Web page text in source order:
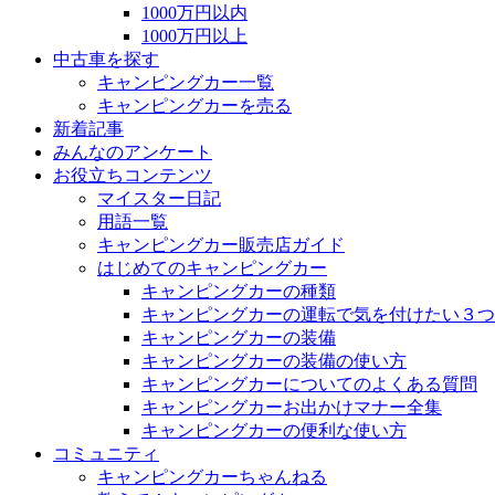
1000万円以内
1000万円以上
中古車を探す
キャンピングカー一覧
キャンピングカーを売る
新着記事
みんなのアンケート
お役立ちコンテンツ
マイスター日記
用語一覧
キャンピングカー販売店ガイド
はじめてのキャンピングカー
キャンピングカーの種類
キャンピングカーの運転で気を付けたい３
キャンピングカーの装備
キャンピングカーの装備の使い方
キャンピングカーについてのよくある質問
キャンピングカーお出かけマナー全集
キャンピングカーの便利な使い方
コミュニティ
キャンピングカーちゃんねる